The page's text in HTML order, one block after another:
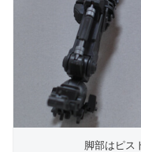
脚部はピス